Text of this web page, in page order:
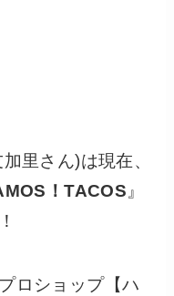
里さん)は現在、
！TACOS 』
ロショップ【ハ